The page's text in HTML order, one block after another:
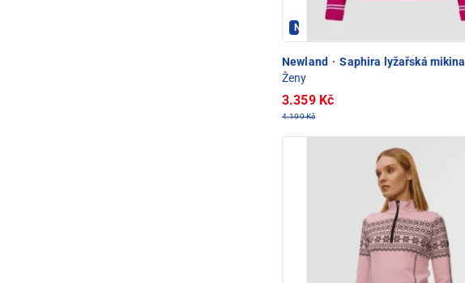
Newland - PEC POD SNĚŽKOU
Newland · Saphira lyžařská mikina
Ženy
3.359 Kč
4.199 Kč